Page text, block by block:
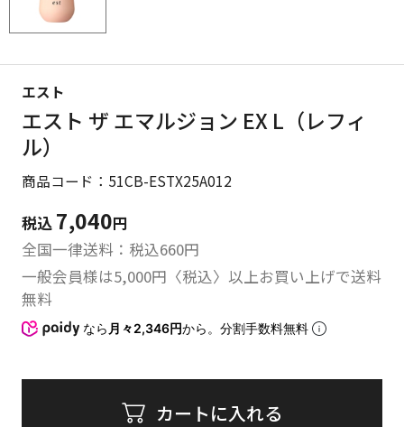
エスト
エスト ザ エマルジョン EX L（レフィ
ル）
商品コード：51CB-ESTX25A012
税込 7,040円
全国一律送料：税込660円
一般会員様は5,000円〈税込〉以上お買い上げで送料
無料
なら 月々2,346円から。分割手数料無料
カートに入れる